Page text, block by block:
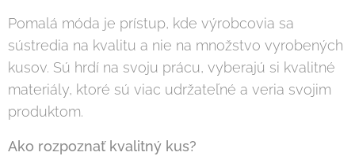
Pomalá móda je prístup, kde výrobcovia sa
sústredia na kvalitu a nie na množstvo vyrobených
kusov. Sú hrdí na svoju prácu, vyberajú si kvalitné
materiály, ktoré sú viac udržateľné a veria svojim
produktom.
Ako rozpoznať kvalitný kus?